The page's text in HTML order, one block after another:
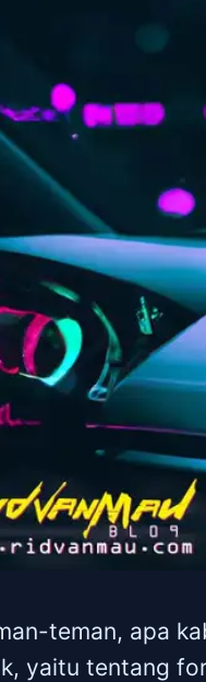
teman, apa
yaitu tentang